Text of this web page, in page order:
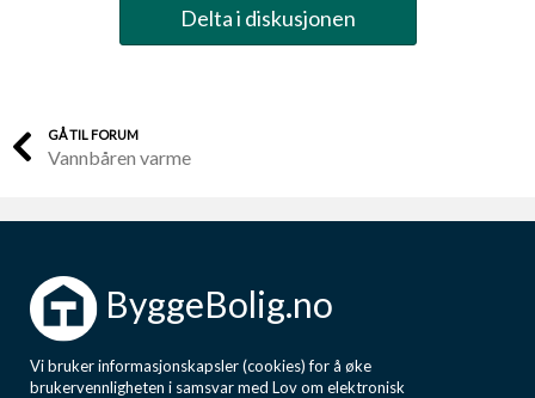
Delta i diskusjonen
GÅ TIL FORUM
Vannbåren varme
ByggeBolig.no
Vi bruker informasjonskapsler (cookies) for å øke
brukervennligheten i samsvar med Lov om elektronisk